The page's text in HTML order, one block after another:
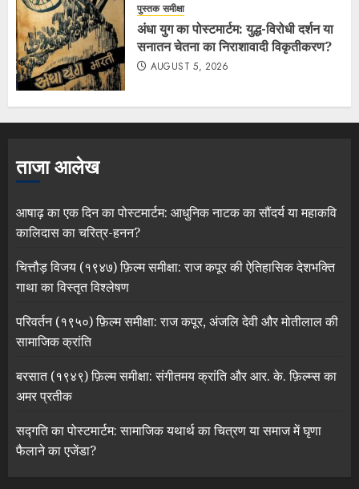
पुस्तक समीक्षा
अंधा युग का पोस्टमार्टम: युद्ध-विरोधी दर्शन या
सनातन चेतना का निराशावादी विकृतीकरण?
AUGUST 5, 2026
ताजा आलेख
आषाढ़ का एक दिन का पोस्टमार्टम: आधुनिक नाटक का सौंदर्य या महाकवि
कालिदास का चरित्र-हनन?
चित्तौड़ विजय (१९४७) फ़िल्म समीक्षा: राज कपूर की ऐतिहासिक देशभक्ति
गाथा का विस्तृत विश्लेषण
परिवर्तन (१९५०) फ़िल्म समीक्षा: राज कपूर, अंजलि देवी और मोतीलाल की
सामाजिक क्रांति
बरसात (१९४९) फ़िल्म समीक्षा: संगीतमय क्रांति और आर. के. फ़िल्म्स का
अमर प्रतीक
सद्गति का पोस्टमार्टम: सामाजिक यथार्थ का चित्रण या समाज में घृणा
फैलाने का एजेंडा?